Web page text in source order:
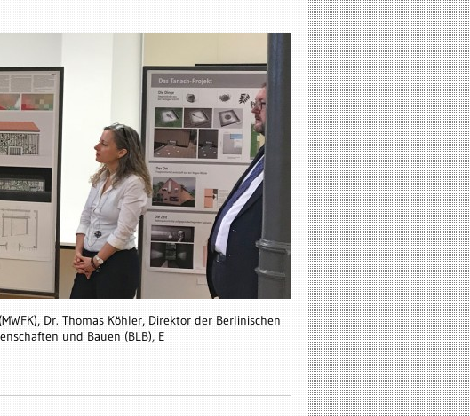
Dr. Thomas Köhler, Direktor der Berlinischen
und Bauen (BLB), E